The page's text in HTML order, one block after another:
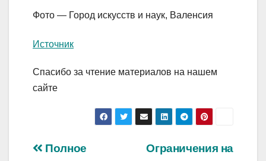
Фото — Город искусств и наук, Валенсия
Источник
Спасибо за чтение материалов на нашем
сайте
Навигация
Ограничения на
Полное